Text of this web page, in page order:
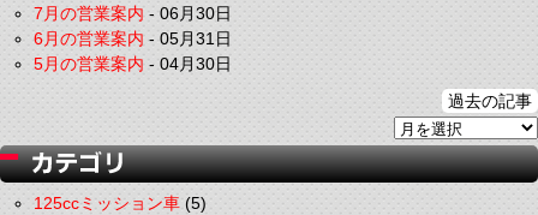
7月の営業案内-06月30日
6月の営業案内-05月31日
5月の営業案内-04月30日
過去の記事
125ccミッション車(5)